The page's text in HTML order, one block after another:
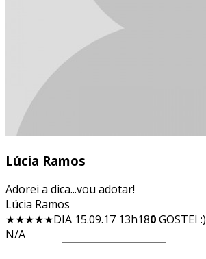
Lúcia Ramos
Adorei a dica...vou adotar!
Lúcia Ramos
★★★★★DIA 15.09.17 13h180GOSTEI :)
N/A